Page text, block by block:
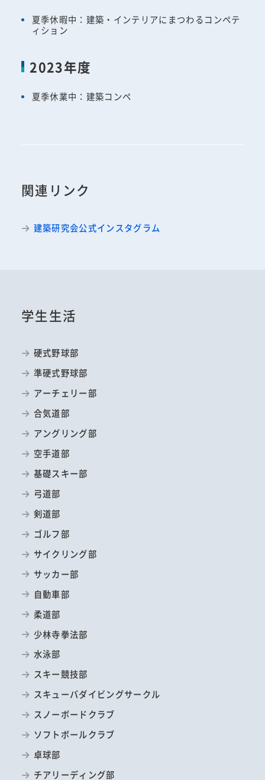
夏季休暇中：建築・インテリアにまつわるコンペテ
ィション
2023年度
夏季休業中：建築コンペ
関連リンク
建築研究会公式インスタグラム
学生生活
硬式野球部
準硬式野球部
アーチェリー部
合気道部
アングリング部
空手道部
基礎スキー部
弓道部
剣道部
ゴルフ部
サイクリング部
サッカー部
自動車部
柔道部
少林寺拳法部
水泳部
スキー競技部
スキューバダイビングサークル
スノーボードクラブ
ソフトボールクラブ
卓球部
チアリーディング部